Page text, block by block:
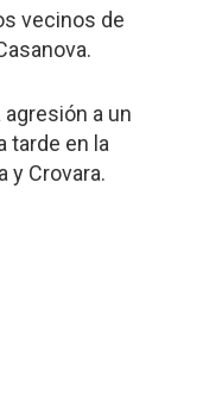
vecinos de
a un
tarde en la
y Crovara.